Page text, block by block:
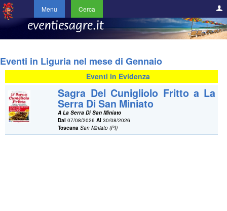
Menu Cerca
Eventi in Liguria nel mese di Gennaio
Eventi in Evidenza
Sagra Del Cunigliolo Fritto a La
Serra Di San Miniato
A La Serra Di San Miniato
Dal 07/08/2026Al 30/08/2026
Toscana San Miniato (PI)